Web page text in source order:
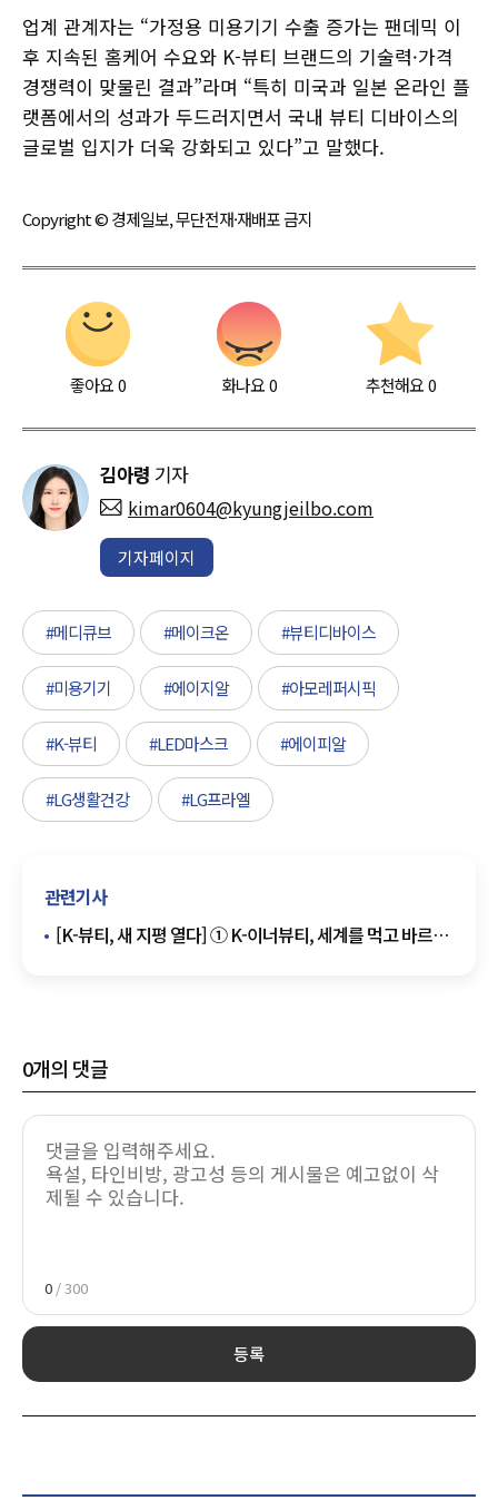
업계 관계자는 “가정용 미용기기 수출 증가는 팬데믹 이
후 지속된 홈케어 수요와 K-뷰티 브랜드의 기술력·가격
경쟁력이 맞물린 결과”라며 “특히 미국과 일본 온라인 플
랫폼에서의 성과가 두드러지면서 국내 뷰티 디바이스의
글로벌 입지가 더욱 강화되고 있다”고 말했다.
Copyright © 경제일보, 무단전재·재배포 금지
좋아요0 화나요0 추천해요 0
김아령 기자
kimar0604@kyungjeilbo.com
기자페이지
#메디큐브 #메이크온 #뷰티디바이스
#미용기기 #에이지알 #아모레퍼시픽
#K-뷰티 #LED마스크 #에이피알
#LG생활건강 #LG프라엘
관련기사
[K-뷰티, 새 지평 열다] ① K-이너뷰티, 세계를 먹고 바르고
0개의 댓글
0 / 300
등록